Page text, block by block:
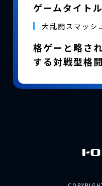
ゲームタイトル
大乱闘スマッシ
格ゲーと略さ
する対戦型格